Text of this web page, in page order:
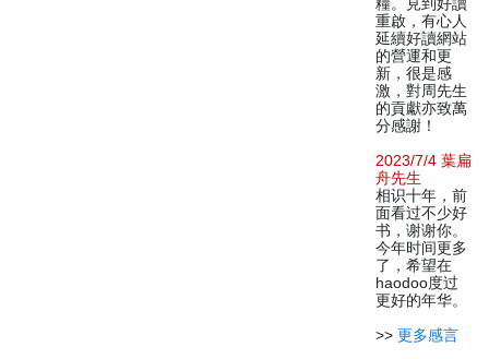
重啟，有心人
延續好讀網站
的營運和更
新，很是感
激，對周先生
的貢獻亦致萬
分感謝！
2023/7/4 葉扁
舟先生
相识十年，前
面看过不少好
书，谢谢你。
今年时间更多
了，希望在
haodoo度过
更好的年华。
>> 更多感言